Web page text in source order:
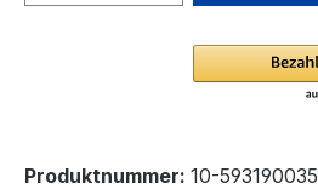
Produktnummer: 10-593190035